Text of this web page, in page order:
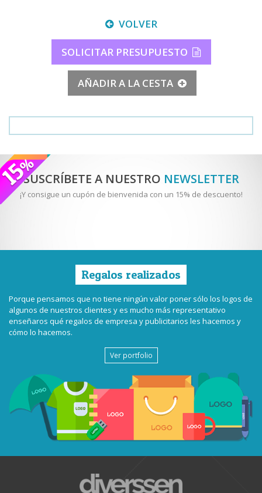
VOLVER
SOLICITAR PRESUPUESTO
AÑADIR A LA CESTA
SUSCRÍBETE A NUESTRO NEWSLETTER
¡Y consigue un cupón de bienvenida con un 15% de descuento!
Regalos realizados
Porque pensamos que no tiene ningún valor poner sólo los logos de
algunos de nuestros clientes y es mucho más representativo
enseñaros qué regalos de empresa y publicitarios les hacemos y
cómo lo hacemos.
Ver portfolio